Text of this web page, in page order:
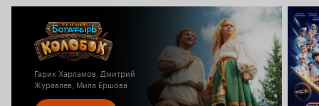
Гарик Харламов, Дмитрий
Журавлев, Мила Ершова